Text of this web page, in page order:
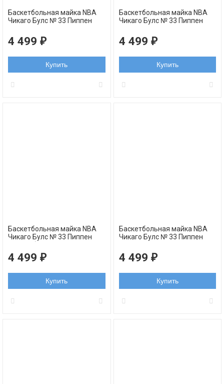
Баскетбольная майка NBA
Чикаго Булс № 33 Пиппен
RETRO
4 499 ₽
Купить
Баскетбольная майка NBA
Чикаго Булс № 33 Пиппен
RETRO
4 499 ₽
Купить
Баскетбольная майка NBA
Чикаго Булс № 33 Пиппен
RETRO
4 499 ₽
Купить
Баскетбольная майка NBA
Чикаго Булс № 33 Пиппен
swingman RETRO
4 499 ₽
Купить